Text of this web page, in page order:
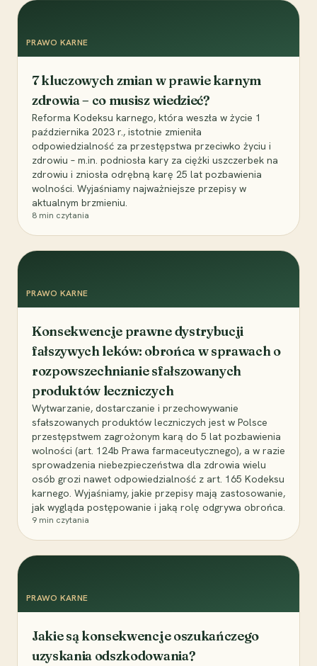
PRAWO KARNE
7 kluczowych zmian w prawie karnym
zdrowia – co musisz wiedzieć?
Reforma Kodeksu karnego, która weszła w życie 1
października 2023 r., istotnie zmieniła
odpowiedzialność za przestępstwa przeciwko życiu i
zdrowiu – m.in. podniosła kary za ciężki uszczerbek na
zdrowiu i zniosła odrębną karę 25 lat pozbawienia
wolności. Wyjaśniamy najważniejsze przepisy w
aktualnym brzmieniu.
8 min czytania
PRAWO KARNE
Konsekwencje prawne dystrybucji
fałszywych leków: obrońca w sprawach o
rozpowszechnianie sfałszowanych
produktów leczniczych
Wytwarzanie, dostarczanie i przechowywanie
sfałszowanych produktów leczniczych jest w Polsce
przestępstwem zagrożonym karą do 5 lat pozbawienia
wolności (art. 124b Prawa farmaceutycznego), a w razie
sprowadzenia niebezpieczeństwa dla zdrowia wielu
osób grozi nawet odpowiedzialność z art. 165 Kodeksu
karnego. Wyjaśniamy, jakie przepisy mają zastosowanie,
jak wygląda postępowanie i jaką rolę odgrywa obrońca.
9 min czytania
PRAWO KARNE
Jakie są konsekwencje oszukańczego
uzyskania odszkodowania?